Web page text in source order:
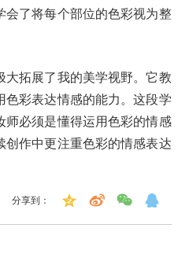
会了将每个部位的色彩视为整
大拓展了我的美学视野。它教
色彩表达情感的能力。这段学
师必须是懂得运用色彩的情感
创作中更注重色彩的情感表达
分享到：